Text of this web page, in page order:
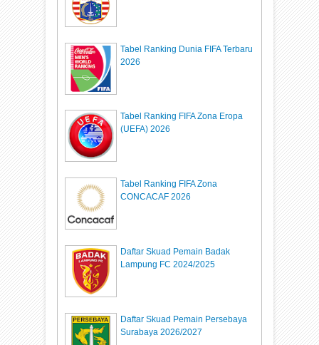
Tabel Ranking Dunia FIFA Terbaru
2026
Tabel Ranking FIFA Zona Eropa
(UEFA) 2026
Tabel Ranking FIFA Zona
CONCACAF 2026
Daftar Skuad Pemain Badak
Lampung FC 2024/2025
Daftar Skuad Pemain Persebaya
Surabaya 2026/2027